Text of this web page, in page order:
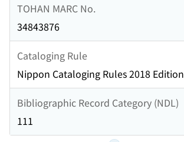
TOHAN MARC No.
34843876
Cataloging Rule
Nippon Cataloging Rules 2018 Edition
Bibliographic Record Category (NDL)
111